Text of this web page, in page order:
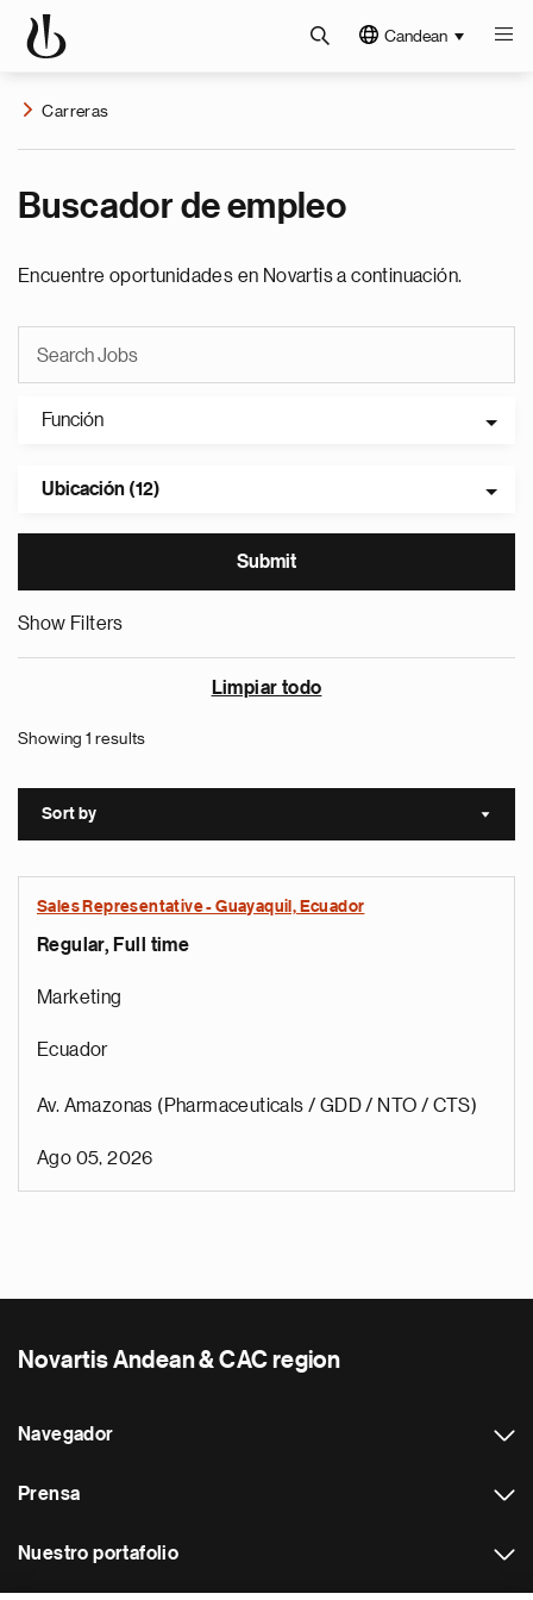
Candean
Carreras
Buscador de empleo
Encuentre oportunidades en Novartis a continuación.
Función
Ubicación (12)
Show Filters
Limpiar todo
Showing 1 results
Sort by Sort
Sales Representative - Guayaquil, Ecuador
Regular, Full time
Marketing
Ecuador
Av. Amazonas (Pharmaceuticals / GDD / NTO / CTS)
Ago 05, 2026
Novartis Andean & CAC region
Navegador
Prensa
Nuestro portafolio